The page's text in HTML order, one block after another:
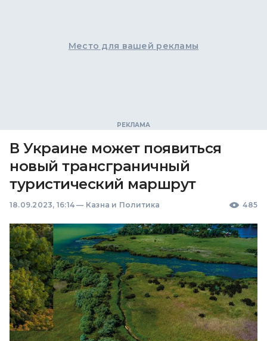
Место для вашей рекламы
В Украине может появиться
новый трансграничный
туристический маршрут
18.09.2023, 16:14 — Казна и Политика 485